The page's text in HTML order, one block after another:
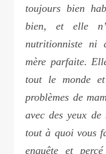
toujours bien
bien, et elle
nutritionniste ni
mère parfaite.
tout le monde
problèmes de
avec des yeux
tout à quoi vous
enquête et